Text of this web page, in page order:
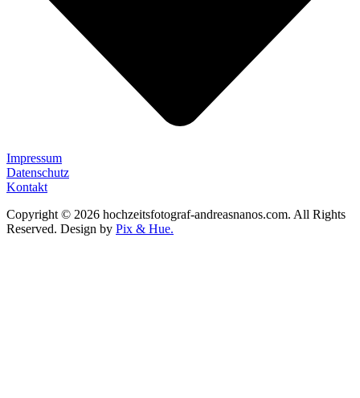
Impressum
Datenschutz
Kontakt
Copyright © 2026 hochzeitsfotograf-andreasnanos.com. All Rights
Reserved. Design by Pix & Hue.